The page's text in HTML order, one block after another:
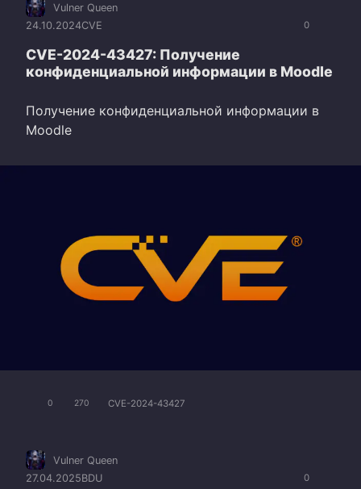
0
Vulner Queen
24.10.2024CVE
CVE-2024-43427: Получение
конфиденциальной информации в Moodle
Получение конфиденциальной информации в
Moodle
0 270 CVE-2024-43427
0
Vulner Queen
27.04.2025BDU